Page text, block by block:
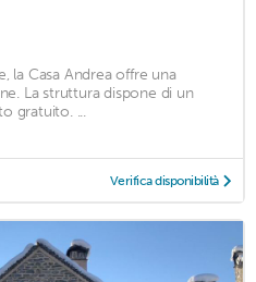
la Casa Andrea offre una
La struttura dispone di un
gratuito. ...
Verifica disponibilità